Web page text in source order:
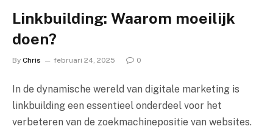
Linkbuilding: Waarom moeilijk
doen?
By Chris februari 24, 2025 0
In de dynamische wereld van digitale marketing is
linkbuilding een essentieel onderdeel voor het
verbeteren van de zoekmachinepositie van websites.